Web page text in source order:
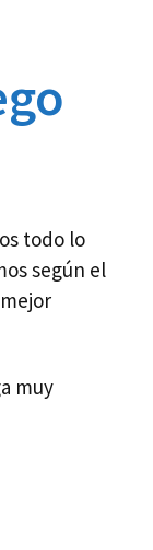
todo lo
según el
muy